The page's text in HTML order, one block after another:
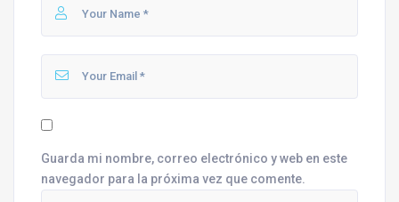
Guarda mi nombre, correo electrónico y web en este
navegador para la próxima vez que comente.